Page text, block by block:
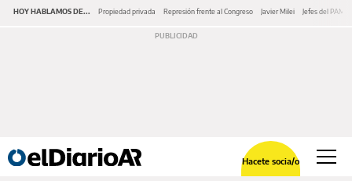
HOY HABLAMOS DE... Propiedad privada Represión frente al Congreso Javier Milei Jefes del PAMI
Hacete socia/o